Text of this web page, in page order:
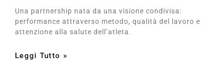
Una partnership nata da una visione condivisa:
performance attraverso metodo, qualità del lavoro e
attenzione alla salute dell’atleta.
Leggi Tutto »